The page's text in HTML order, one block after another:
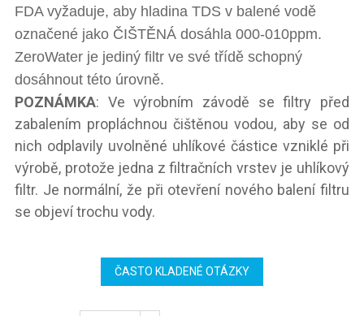
FDA vyžaduje, aby hladina TDS v balené vodě
označené jako ČIŠTĚNÁ dosáhla 000-010ppm.
ZeroWater je jediný filtr ve své třídě schopný
dosáhnout této úrovně.
POZNÁMKA: Ve výrobním závodě se filtry před
zabalením propláchnou čištěnou vodou, aby se od
nich odplavily uvolněné uhlíkové částice vzniklé při
výrobě, protože jedna z filtračních vrstev je uhlíkový
filtr. Je normální, že při otevření nového balení filtru
se objeví trochu vody.
ČASTO KLADENÉ OTÁZKY